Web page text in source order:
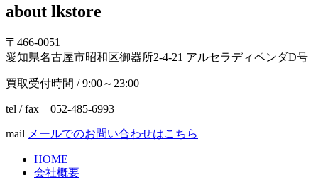
about lkstore
〒466-0051
愛知県名古屋市昭和区御器所2-4-21 アルセラディペンダD号
買取受付時間 / 9:00～23:00
tel / fax 052-485-6993
mail メールでのお問い合わせはこちら
HOME
会社概要